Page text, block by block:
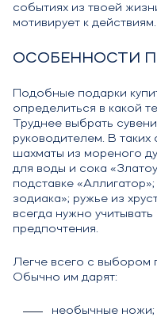
событиях из твоей
мотивирует к действиям.
ОСОБЕННОСТИ
Подобные подарки
определиться в какой
Труднее выбрать
руководителем. В
шахматы из мореного
для воды и сока
подставке
зодиака»; ружье из
всегда нужно
предпочтения.
Легче всего с выбором
Обычно им дарят:
необычные ножи;